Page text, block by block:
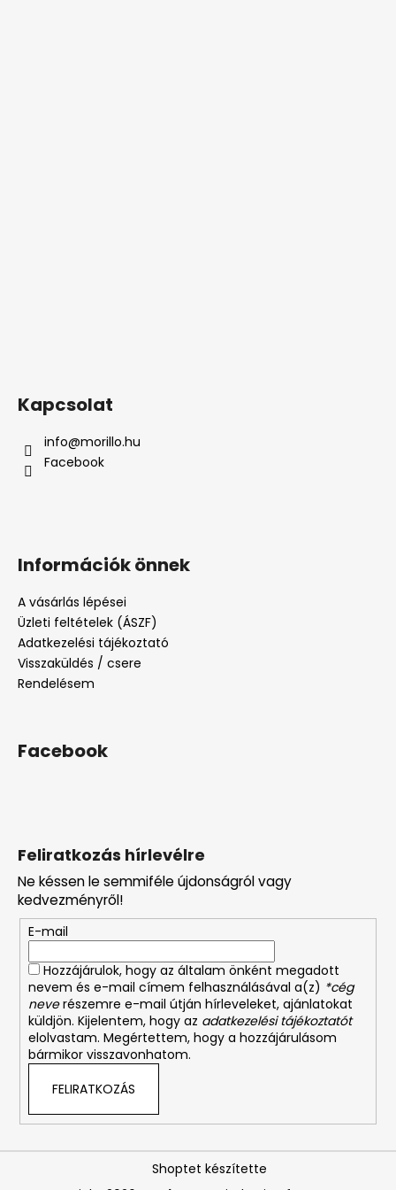
Feliratkozás hírlevélre
Ne késsen le semmiféle újdonságról vagy
kedvezményről!
E-mail
Hozzájárulok, hogy az általam önként megadott
nevem és e-mail címem felhasználásával a(z) *cég
neverészemre e-mail útján hírleveleket, ajánlatokat
küldjön. Kijelentem, hogy az adatkezelési tájékoztatót
elolvastam. Megértettem, hogy a hozzájárulásom
bármikor visszavonhatom.
FELIRATKOZÁS
Kapcsolat
info@morillo.hu
Facebook
Információk önnek
A vásárlás lépései
Üzleti feltételek (ÁSZF)
Adatkezelési tájékoztató
Visszaküldés / csere
Rendelésem
Facebook
Shoptet készítette